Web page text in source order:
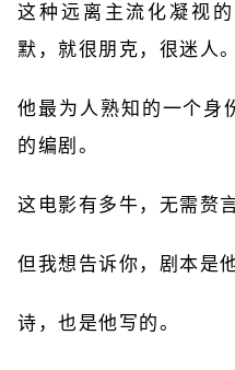
这种远离主流化凝视
默，就很朋克，很迷人。
他最为人熟知的一个身
的编剧。
这电影有多牛，无需赘言
但我想告诉你，剧本是
诗，也是他写的。